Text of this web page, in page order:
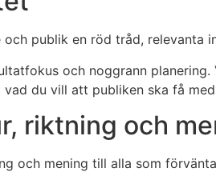
publik en röd tråd, relevanta
och noggrann
du vill att publiken ska få
riktning och
och mening till alla som